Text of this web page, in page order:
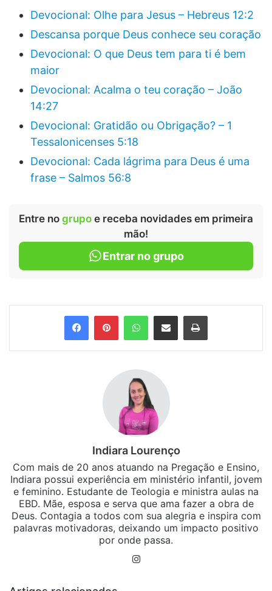
Devocional: Olhe para Jesus – Hebreus 12:2
Descansa porque Deus conhece seu coração
Devocional: O que Deus tem para ti é bem
maior
Devocional: Acalma o teu coração – João
14:27
Devocional: Gratidão ou Obrigação? – 1
Tessalonicenses 5:18
Devocional: Cada lágrima para Deus é uma
frase – Salmos 56:8
Entre no grupo e receba novidades em primeira
mão!
Entrar no grupo
FacebookPinterestWhatsApp
Compartilhar via e-mail Imprimir
Indiara Lourenço
Com mais de 20 anos atuando na Pregação e Ensino,
Indiara possui experiência em ministério infantil, jovem
e feminino. Estudante de Teologia e ministra aulas na
EBD. Mãe, esposa e serva que ama fazer a obra de
Deus. Contagia a todos com sua alegria e inspira com
palavras motivadoras, deixando um impacto positivo
por onde passa.